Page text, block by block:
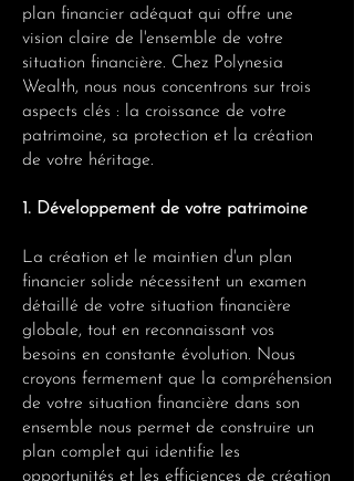
plan financier adéquat qui offre une
vision claire de l'ensemble de votre
situation financière. Chez Polynesia
Wealth, nous nous concentrons sur trois
aspects clés : la croissance de votre
patrimoine, sa protection et la création
de votre héritage.
1. Développement de votre patrimoine
La création et le maintien d'un plan
financier solide nécessitent un examen
détaillé de votre situation financière
globale, tout en reconnaissant vos
besoins en constante évolution. Nous
croyons fermement que la compréhension
de votre situation financière dans son
ensemble nous permet de construire un
plan complet qui identifie les
opportunités et les efficiences de création